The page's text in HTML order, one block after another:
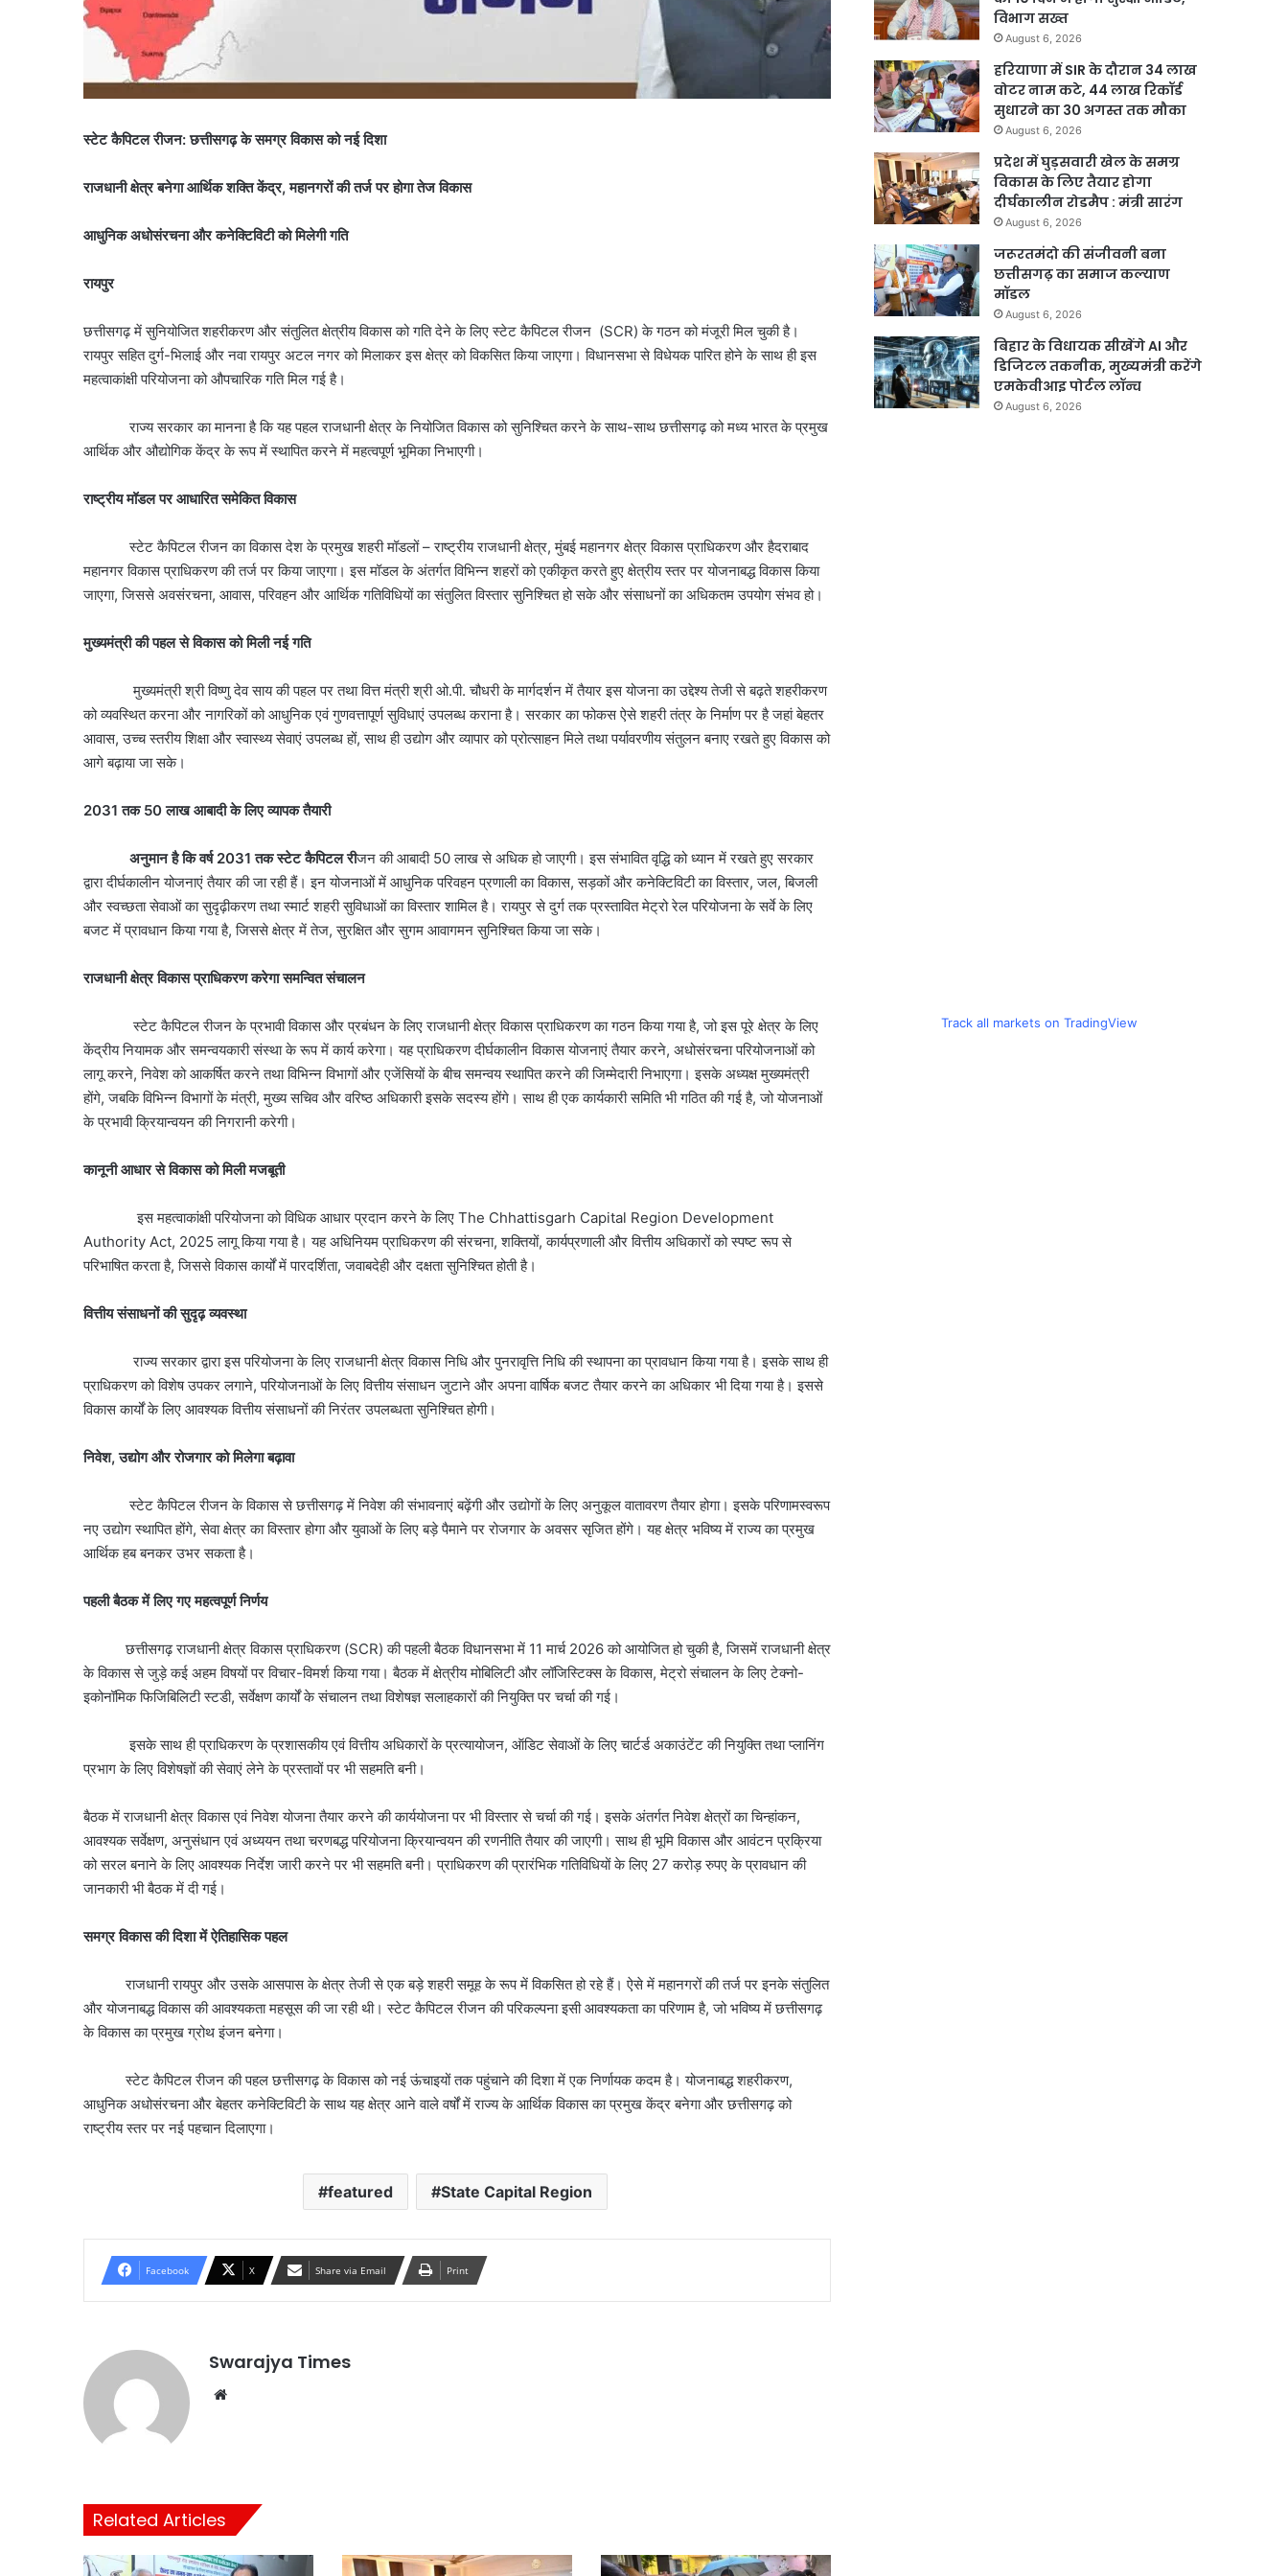
स्टेट कैपिटल रीजन: छत्तीसगढ़ के समग्र विकास को नई दिशा
राजधानी क्षेत्र बनेगा आर्थिक शक्ति केंद्र, महानगरों की तर्ज पर होगा तेज विकास
आधुनिक अधोसंरचना और कनेक्टिविटी को मिलेगी गति
रायपुर
छत्तीसगढ़ में सुनियोजित शहरीकरण और संतुलित क्षेत्रीय विकास को गति देने के लिए स्टेट कैपिटल रीजन (SCR) के गठन को मंजूरी मिल चुकी है।
रायपुर सहित दुर्ग-भिलाई और नवा रायपुर अटल नगर को मिलाकर इस क्षेत्र को विकसित किया जाएगा। विधानसभा से विधेयक पारित होने के साथ ही इस
महत्वाकांक्षी परियोजना को औपचारिक गति मिल गई है।
राज्य सरकार का मानना है कि यह पहल राजधानी क्षेत्र के नियोजित विकास को सुनिश्चित करने के साथ-साथ छत्तीसगढ़ को मध्य भारत के प्रमुख
आर्थिक और औद्योगिक केंद्र के रूप में स्थापित करने में महत्वपूर्ण भूमिका निभाएगी।
राष्ट्रीय मॉडल पर आधारित समेकित विकास
स्टेट कैपिटल रीजन का विकास देश के प्रमुख शहरी मॉडलों – राष्ट्रीय राजधानी क्षेत्र, मुंबई महानगर क्षेत्र विकास प्राधिकरण और हैदराबाद
महानगर विकास प्राधिकरण की तर्ज पर किया जाएगा। इस मॉडल के अंतर्गत विभिन्न शहरों को एकीकृत करते हुए क्षेत्रीय स्तर पर योजनाबद्ध विकास किया
जाएगा, जिससे अवसंरचना, आवास, परिवहन और आर्थिक गतिविधियों का संतुलित विस्तार सुनिश्चित हो सके और संसाधनों का अधिकतम उपयोग संभव हो।
मुख्यमंत्री की पहल से विकास को मिली नई गति
मुख्यमंत्री श्री विष्णु देव साय की पहल पर तथा वित्त मंत्री श्री ओ.पी. चौधरी के मार्गदर्शन में तैयार इस योजना का उद्देश्य तेजी से बढ़ते शहरीकरण
को व्यवस्थित करना और नागरिकों को आधुनिक एवं गुणवत्तापूर्ण सुविधाएं उपलब्ध कराना है। सरकार का फोकस ऐसे शहरी तंत्र के निर्माण पर है जहां बेहतर
आवास, उच्च स्तरीय शिक्षा और स्वास्थ्य सेवाएं उपलब्ध हों, साथ ही उद्योग और व्यापार को प्रोत्साहन मिले तथा पर्यावरणीय संतुलन बनाए रखते हुए विकास को
आगे बढ़ाया जा सके।
2031 तक 50 लाख आबादी के लिए व्यापक तैयारी
अनुमान है कि वर्ष 2031 तक स्टेट कैपिटल रीजन की आबादी 50 लाख से अधिक हो जाएगी। इस संभावित वृद्धि को ध्यान में रखते हुए सरकार
द्वारा दीर्घकालीन योजनाएं तैयार की जा रही हैं। इन योजनाओं में आधुनिक परिवहन प्रणाली का विकास, सड़कों और कनेक्टिविटी का विस्तार, जल, बिजली
और स्वच्छता सेवाओं का सुदृढ़ीकरण तथा स्मार्ट शहरी सुविधाओं का विस्तार शामिल है। रायपुर से दुर्ग तक प्रस्तावित मेट्रो रेल परियोजना के सर्वे के लिए
बजट में प्रावधान किया गया है, जिससे क्षेत्र में तेज, सुरक्षित और सुगम आवागमन सुनिश्चित किया जा सके।
राजधानी क्षेत्र विकास प्राधिकरण करेगा समन्वित संचालन
स्टेट कैपिटल रीजन के प्रभावी विकास और प्रबंधन के लिए राजधानी क्षेत्र विकास प्राधिकरण का गठन किया गया है, जो इस पूरे क्षेत्र के लिए
केंद्रीय नियामक और समन्वयकारी संस्था के रूप में कार्य करेगा। यह प्राधिकरण दीर्घकालीन विकास योजनाएं तैयार करने, अधोसंरचना परियोजनाओं को
लागू करने, निवेश को आकर्षित करने तथा विभिन्न विभागों और एजेंसियों के बीच समन्वय स्थापित करने की जिम्मेदारी निभाएगा। इसके अध्यक्ष मुख्यमंत्री
होंगे, जबकि विभिन्न विभागों के मंत्री, मुख्य सचिव और वरिष्ठ अधिकारी इसके सदस्य होंगे। साथ ही एक कार्यकारी समिति भी गठित की गई है, जो योजनाओं
के प्रभावी क्रियान्वयन की निगरानी करेगी।
कानूनी आधार से विकास को मिली मजबूती
इस महत्वाकांक्षी परियोजना को विधिक आधार प्रदान करने के लिए The Chhattisgarh Capital Region Development
Authority Act, 2025 लागू किया गया है। यह अधिनियम प्राधिकरण की संरचना, शक्तियों, कार्यप्रणाली और वित्तीय अधिकारों को स्पष्ट रूप से
परिभाषित करता है, जिससे विकास कार्यों में पारदर्शिता, जवाबदेही और दक्षता सुनिश्चित होती है।
वित्तीय संसाधनों की सुदृढ़ व्यवस्था
राज्य सरकार द्वारा इस परियोजना के लिए राजधानी क्षेत्र विकास निधि और पुनरावृत्ति निधि की स्थापना का प्रावधान किया गया है। इसके साथ ही
प्राधिकरण को विशेष उपकर लगाने, परियोजनाओं के लिए वित्तीय संसाधन जुटाने और अपना वार्षिक बजट तैयार करने का अधिकार भी दिया गया है। इससे
विकास कार्यों के लिए आवश्यक वित्तीय संसाधनों की निरंतर उपलब्धता सुनिश्चित होगी।
निवेश, उद्योग और रोजगार को मिलेगा बढ़ावा
स्टेट कैपिटल रीजन के विकास से छत्तीसगढ़ में निवेश की संभावनाएं बढ़ेंगी और उद्योगों के लिए अनुकूल वातावरण तैयार होगा। इसके परिणामस्वरूप
नए उद्योग स्थापित होंगे, सेवा क्षेत्र का विस्तार होगा और युवाओं के लिए बड़े पैमाने पर रोजगार के अवसर सृजित होंगे। यह क्षेत्र भविष्य में राज्य का प्रमुख
आर्थिक हब बनकर उभर सकता है।
पहली बैठक में लिए गए महत्वपूर्ण निर्णय
छत्तीसगढ़ राजधानी क्षेत्र विकास प्राधिकरण (SCR) की पहली बैठक विधानसभा में 11 मार्च 2026 को आयोजित हो चुकी है, जिसमें राजधानी क्षेत्र
के विकास से जुड़े कई अहम विषयों पर विचार-विमर्श किया गया। बैठक में क्षेत्रीय मोबिलिटी और लॉजिस्टिक्स के विकास, मेट्रो संचालन के लिए टेक्नो-
इकोनॉमिक फिजिबिलिटी स्टडी, सर्वेक्षण कार्यों के संचालन तथा विशेषज्ञ सलाहकारों की नियुक्ति पर चर्चा की गई।
इसके साथ ही प्राधिकरण के प्रशासकीय एवं वित्तीय अधिकारों के प्रत्यायोजन, ऑडिट सेवाओं के लिए चार्टर्ड अकाउंटेंट की नियुक्ति तथा प्लानिंग
प्रभाग के लिए विशेषज्ञों की सेवाएं लेने के प्रस्तावों पर भी सहमति बनी।
बैठक में राजधानी क्षेत्र विकास एवं निवेश योजना तैयार करने की कार्ययोजना पर भी विस्तार से चर्चा की गई। इसके अंतर्गत निवेश क्षेत्रों का चिन्हांकन,
आवश्यक सर्वेक्षण, अनुसंधान एवं अध्ययन तथा चरणबद्ध परियोजना क्रियान्वयन की रणनीति तैयार की जाएगी। साथ ही भूमि विकास और आवंटन प्रक्रिया
को सरल बनाने के लिए आवश्यक निर्देश जारी करने पर भी सहमति बनी। प्राधिकरण की प्रारंभिक गतिविधियों के लिए 27 करोड़ रुपए के प्रावधान की
जानकारी भी बैठक में दी गई।
समग्र विकास की दिशा में ऐतिहासिक पहल
राजधानी रायपुर और उसके आसपास के क्षेत्र तेजी से एक बड़े शहरी समूह के रूप में विकसित हो रहे हैं। ऐसे में महानगरों की तर्ज पर इनके संतुलित
और योजनाबद्ध विकास की आवश्यकता महसूस की जा रही थी। स्टेट कैपिटल रीजन की परिकल्पना इसी आवश्यकता का परिणाम है, जो भविष्य में छत्तीसगढ़
के विकास का प्रमुख ग्रोथ इंजन बनेगा।
स्टेट कैपिटल रीजन की पहल छत्तीसगढ़ के विकास को नई ऊंचाइयों तक पहुंचाने की दिशा में एक निर्णायक कदम है। योजनाबद्ध शहरीकरण,
आधुनिक अधोसंरचना और बेहतर कनेक्टिविटी के साथ यह क्षेत्र आने वाले वर्षों में राज्य के आर्थिक विकास का प्रमुख केंद्र बनेगा और छत्तीसगढ़ को
राष्ट्रीय स्तर पर नई पहचान दिलाएगा।
featured State Capital Region
Facebook X Share via Email Print
Swarajya Times
Related Articles
विभाग सख्त
August 6, 2026
हरियाणा में SIR के दौरान 34 लाख
वोटर नाम कटे, 44 लाख रिकॉर्ड
सुधारने का 30 अगस्त तक मौका
August 6, 2026
प्रदेश में घुड़सवारी खेल के समग्र
विकास के लिए तैयार होगा
दीर्घकालीन रोडमैप : मंत्री सारंग
August 6, 2026
जरूरतमंदो की संजीवनी बना
छत्तीसगढ़ का समाज कल्याण
मॉडल
August 6, 2026
बिहार के विधायक सीखेंगे AI और
डिजिटल तकनीक, मुख्यमंत्री करेंगे
एमकेवीआइ पोर्टल लॉन्च
August 6, 2026
Track all markets on TradingView